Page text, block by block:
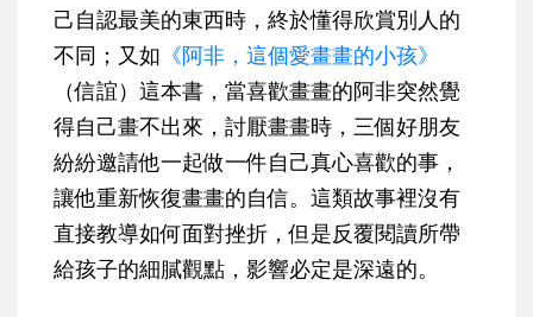
己自認最美的東西時，終於懂得欣賞別人的
不同；又如 《阿非，這個愛畫畫的小孩》
（信誼）這本書，當喜歡畫畫的阿非突然覺
得自己畫不出來，討厭畫畫時，三個好朋友
紛紛邀請他一起做一件自己真心喜歡的事，
讓他重新恢復畫畫的自信。這類故事裡沒有
直接教導如何面對挫折，但是反覆閱讀所帶
給孩子的細膩觀點，影響必定是深遠的。